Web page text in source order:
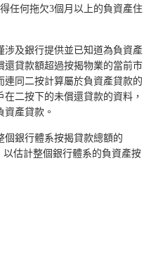
任何拖欠3個月以上的負資產住
涉及銀行提供並已知道為負資產
還貸款額超過按揭物業的當前市
同二按計算屬於負資產貸款的
二按下的未償還貸款的資料，
資產貸款。
個銀行體系按揭貸款總額的
估計整個銀行體系的負資產按